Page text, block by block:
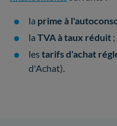
la prime à
la TVA à taux réduit ;
lestarifs d'achat
d'Achat).